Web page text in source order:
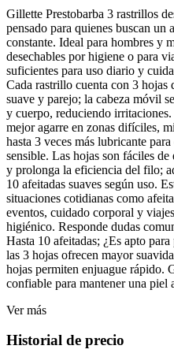
Gillette Prestobarba 3 rastrillos
pensado para quienes buscan
constante. Ideal para hombres y
desechables por higiene o para
suficientes para uso diario y
Cada rastrillo cuenta con 3
suave y parejo; la cabeza móvil
y cuerpo, reduciendo
mejor agarre en zonas difíciles,
hasta 3 veces más lubricante
sensible. Las hojas son fáciles
y prolonga la eficiencia del filo;
10 afeitadas suaves según uso.
situaciones cotidianas como
eventos, cuidado corporal y
higiénico. Responde dudas
Hasta 10 afeitadas; ¿Es apto
las 3 hojas ofrecen mayor
hojas permiten enjuague rápido.
confiable para mantener una piel
Ver más
Historial de precio